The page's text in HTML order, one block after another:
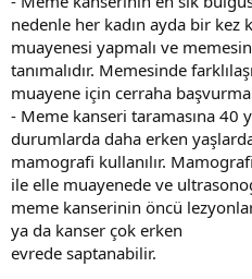
nedenle her kadın ayda bir kez
muayenesi yapmalı ve
tanımalıdır. Memesinde
muayene için cerraha
- Meme kanseri taramasına 40
durumlarda daha erken
mamografi kullanılır. Mamografi
ile elle muayenede ve
meme kanserinin öncü
ya da kanser çok erken
evrede saptanabilir.